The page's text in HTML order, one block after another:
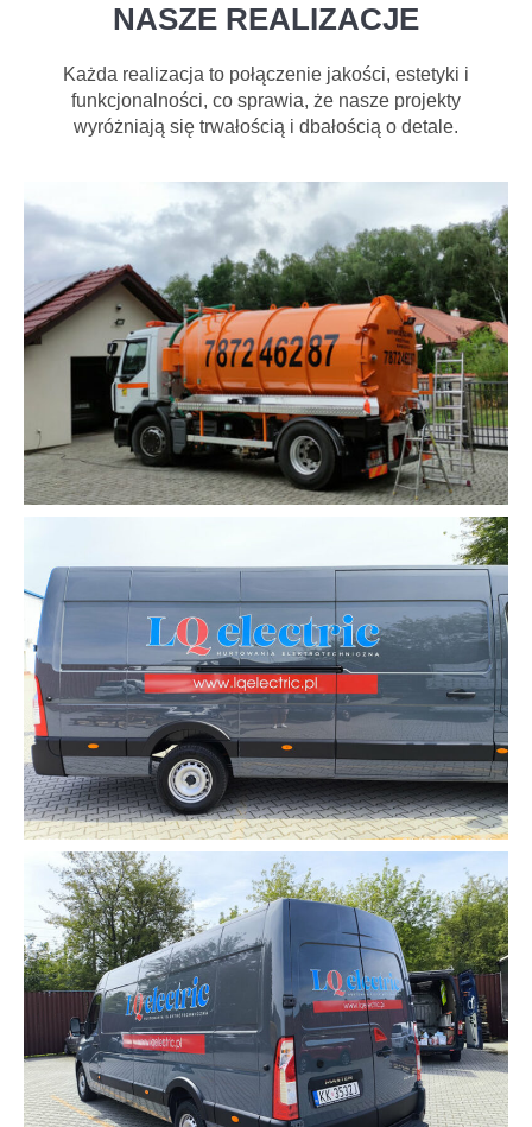
NASZE REALIZACJE
Każda realizacja to połączenie jakości, estetyki i
funkcjonalności, co sprawia, że nasze projekty
wyróżniają się trwałością i dbałością o detale.